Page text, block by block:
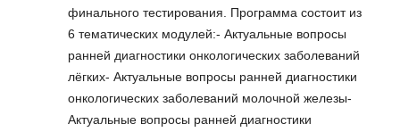
финального тестирования. Программа состоит из
6 тематических модулей:- Актуальные вопросы
ранней диагностики онкологических заболеваний
лёгких- Актуальные вопросы ранней диагностики
онкологических заболеваний молочной железы-
Актуальные вопросы ранней диагностики